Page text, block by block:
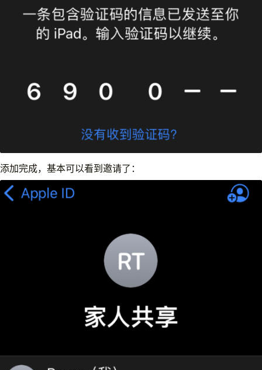
添加完成，基本可以看到邀请了：